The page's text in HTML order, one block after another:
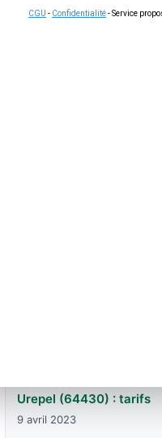
Urepel (64430) : tarifs
9 avril 2023